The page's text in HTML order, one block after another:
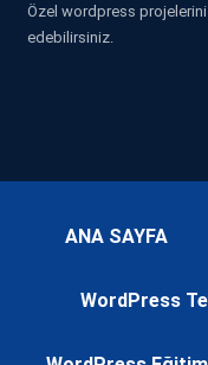
Özel wordpress
edebilirsiniz.
ANA SAYFA
WordPress